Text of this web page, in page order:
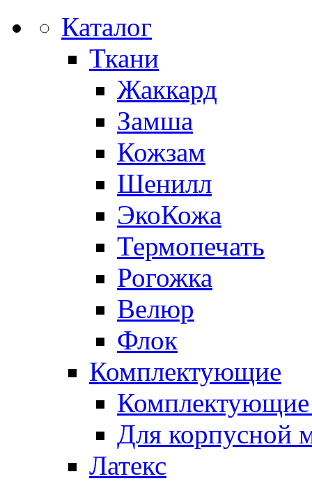
Каталог
Ткани
Жаккард
Замша
Кожзам
Шенилл
ЭкоКожа
Термопечать
Рогожка
Велюр
Флок
Комплектующие
Комплектующие
Для корпусной
Латекс